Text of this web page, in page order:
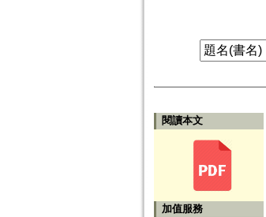
閱讀本文
加值服務